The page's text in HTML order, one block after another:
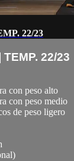
22/23
TEMP. 22/23
con peso alto
con peso medio
de peso ligero